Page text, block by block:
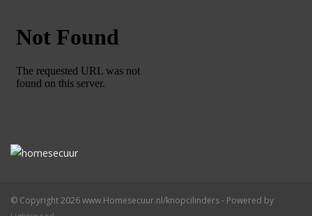
© Copyright 2026 www.Homesecuur.nl/knopcilinders - Powered by